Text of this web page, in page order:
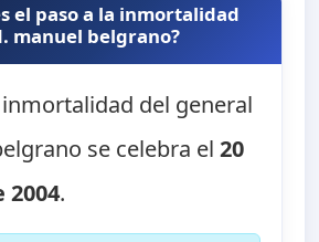
el paso a la inmortalidad
manuel belgrano?
inmortalidad del general
se celebra el20
2004.